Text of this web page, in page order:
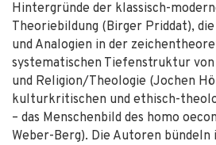
Hintergründe der klassisch-
Theoriebildung (Birger Priddat),
und Analogien in der
systematischen Tiefenstruktur
und Religion/Theologie (Jochen
kulturkritischen und ethisch-
– das Menschenbild des homo
Weber-Berg). Die Autoren